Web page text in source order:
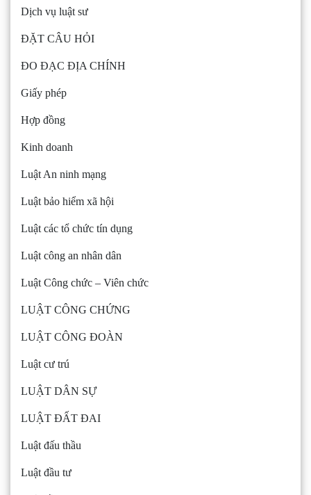
Dịch vụ luật sư
ĐẶT CÂU HỎI
ĐO ĐẠC ĐỊA CHÍNH
Giấy phép
Hợp đồng
Kinh doanh
Luật An ninh mạng
Luật bảo hiểm xã hội
Luật các tổ chức tín dụng
Luật công an nhân dân
Luật Công chức – Viên chức
LUẬT CÔNG CHỨNG
LUẬT CÔNG ĐOÀN
Luật cư trú
LUẬT DÂN SỰ
LUẬT ĐẤT ĐAI
Luật đấu thầu
Luật đầu tư